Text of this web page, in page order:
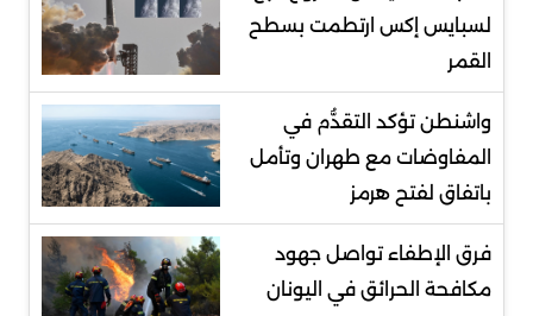
لسبايس إكس ارتطمت بسطح
القمر
واشنطن تؤكد التقدُّم في
المفاوضات مع طهران وتأمل
باتفاق لفتح هرمز
فرق الإطفاء تواصل جهود
مكافحة الحرائق في اليونان